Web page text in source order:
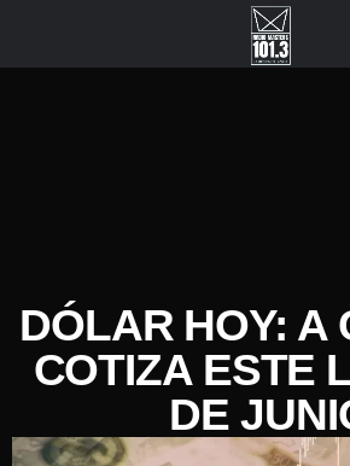
DÓLAR HOY: A
COTIZA ESTE
DE